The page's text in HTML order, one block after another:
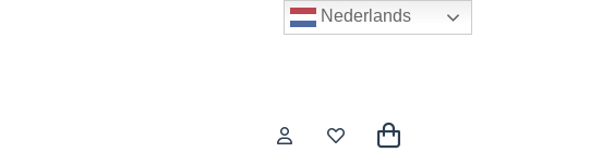
Winkelwagen
Nederlands